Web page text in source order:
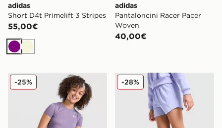
adidas
Short D4t Primelift 3 Stripes
55,00€
ViolaBeige
adidas
Pantaloncini Racer Pacer
Woven
40,00€
Under Armour Pantaloncini Play Up Junior
-25% Nike Pantaloncino Dri-FIT
-28%